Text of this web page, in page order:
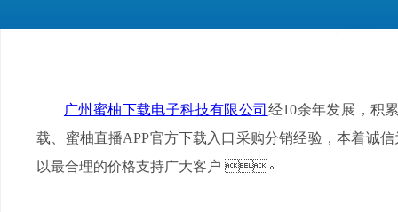
广州蜜柚下载电子科技有限公司 经10余年发展，
载、蜜柚直播APP官方下载入口采购分销经验，本着诚
以最合理的价格支持广大客户 。